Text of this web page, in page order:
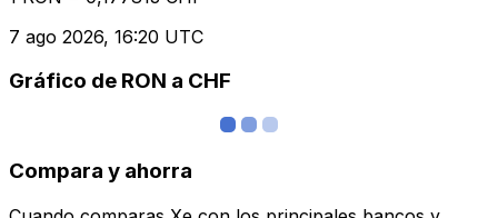
7 ago 2026, 16:20 UTC
Gráfico de RON a CHF
Compara y ahorra